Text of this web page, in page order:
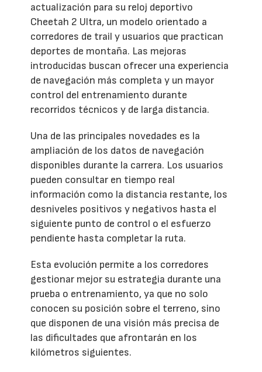
actualización para su reloj deportivo
Cheetah 2 Ultra, un modelo orientado a
corredores de trail y usuarios que practican
deportes de montaña. Las mejoras
introducidas buscan ofrecer una experiencia
de navegación más completa y un mayor
control del entrenamiento durante
recorridos técnicos y de larga distancia.
Una de las principales novedades es la
ampliación de los datos de navegación
disponibles durante la carrera. Los usuarios
pueden consultar en tiempo real
información como la distancia restante, los
desniveles positivos y negativos hasta el
siguiente punto de control o el esfuerzo
pendiente hasta completar la ruta.
Esta evolución permite a los corredores
gestionar mejor su estrategia durante una
prueba o entrenamiento, ya que no solo
conocen su posición sobre el terreno, sino
que disponen de una visión más precisa de
las dificultades que afrontarán en los
kilómetros siguientes.